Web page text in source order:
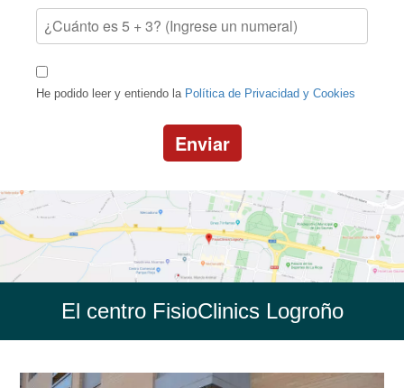
He podido leer y entiendo la Política de Privacidad y Cookies
Enviar
El centro FisioClinics Logroño